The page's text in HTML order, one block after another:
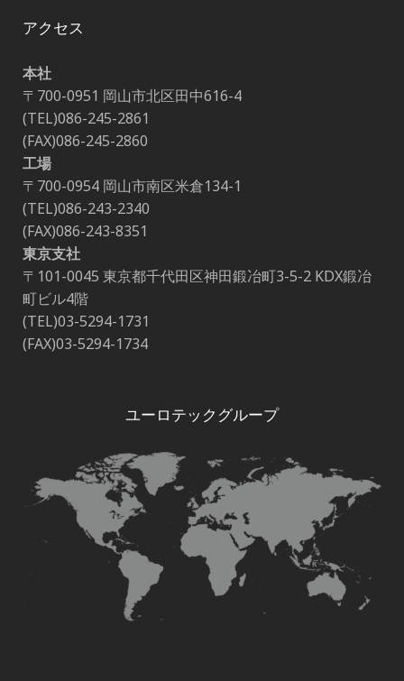
アクセス
本社
〒700-0951 岡山市北区田中616-4
(TEL)086-245-2861
(FAX)086-245-2860
工場
〒700-0954 岡山市南区米倉134-1
(TEL)086-243-2340
(FAX)086-243-8351
東京支社
〒101-0045 東京都千代田区神田鍛冶町3-5-2 KDX鍛冶
町ビル4階
(TEL)03-5294-1731
(FAX)03-5294-1734
ユーロテックグループ